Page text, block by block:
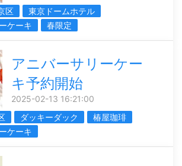
区
東京ドームホテル
ケーキ
春限定
アニバーサリーケー
キ予約開始
2025-02-13 16:21:00
ダッキーダック
椿屋珈琲
ケーキ